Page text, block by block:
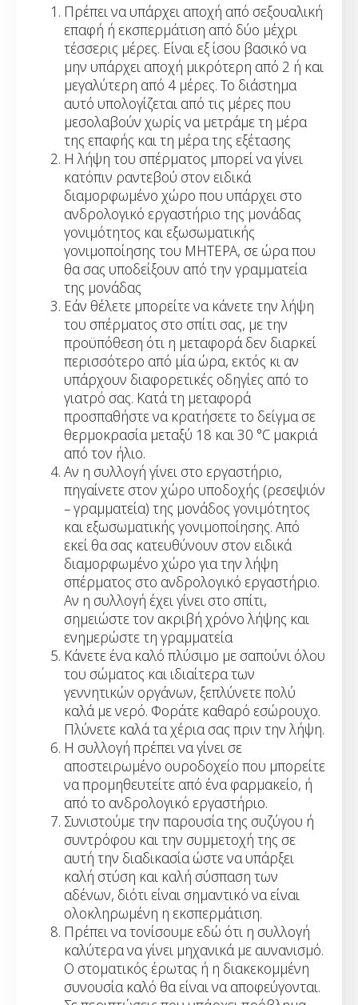
Πρέπει να υπάρχει αποχή από σεξουαλική
επαφή ή εκσπερμάτιση από δύο μέχρι
τέσσερις μέρες. Είναι εξ ίσου βασικό να
μην υπάρχει αποχή μικρότερη από 2 ή και
μεγαλύτερη από 4 μέρες. Το διάστημα
αυτό υπολογίζεται από τις μέρες που
μεσολαβούν χωρίς να μετράμε τη μέρα
της επαφής και τη μέρα της εξέτασης
Η λήψη του σπέρματος μπορεί να γίνει
κατόπιν ραντεβού στον ειδικά
διαμορφωμένο χώρο που υπάρχει στο
ανδρολογικό εργαστήριο της μονάδας
γονιμότητος και εξωσωματικής
γονιμοποίησης του ΜΗΤΕΡΑ, σε ώρα που
θα σας υποδείξουν από την γραμματεία
της μονάδας
Εάν θέλετε μπορείτε να κάνετε την λήψη
του σπέρματος στο σπίτι σας, με την
προϋπόθεση ότι η μεταφορά δεν διαρκεί
περισσότερο από μία ώρα, εκτός κι αν
υπάρχουν διαφορετικές οδηγίες από το
γιατρό σας. Κατά τη μεταφορά
προσπαθήστε να κρατήσετε το δείγμα σε
θερμοκρασία μεταξύ 18 και 30 °C μακριά
από τον ήλιο.
Αν η συλλογή γίνει στο εργαστήριο,
πηγαίνετε στον χώρο υποδοχής (ρεσεψιόν
– γραμματεία) της μονάδος γονιμότητος
και εξωσωματικής γονιμοποίησης. Από
εκεί θα σας κατευθύνουν στον ειδικά
διαμορφωμένο χώρο για την λήψη
σπέρματος στο ανδρολογικό εργαστήριο.
Αν η συλλογή έχει γίνει στο σπίτι,
σημειώστε τον ακριβή χρόνο λήψης και
ενημερώστε τη γραμματεία
Κάνετε ένα καλό πλύσιμο με σαπούνι όλου
του σώματος και ιδιαίτερα των
γεννητικών οργάνων, ξεπλύνετε πολύ
καλά με νερό. Φοράτε καθαρό εσώρουχο.
Πλύνετε καλά τα χέρια σας πριν την λήψη.
Η συλλογή πρέπει να γίνει σε
αποστειρωμένο ουροδοχείο που μπορείτε
να προμηθευτείτε από ένα φαρμακείο, ή
από το ανδρολογικό εργαστήριο.
Συνιστούμε την παρουσία της συζύγου ή
συντρόφου και την συμμετοχή της σε
αυτή την διαδικασία ώστε να υπάρξει
καλή στύση και καλή σύσπαση των
αδένων, διότι είναι σημαντικό να είναι
ολοκληρωμένη η εκσπερμάτιση.
Πρέπει να τονίσουμε εδώ ότι η συλλογή
καλύτερα να γίνει μηχανικά με αυνανισμό.
Ο στοματικός έρωτας ή η διακεκομμένη
συνουσία καλό θα είναι να αποφεύγονται.